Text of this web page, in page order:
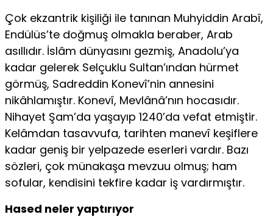
Çok ekzantrik kişiliği ile tanınan Muhyiddin Arabî,
Endülüs’te doğmuş olmakla beraber, Arab
asıllıdır. İslâm dünyasını gezmiş, Anadolu’ya
kadar gelerek Selçuklu Sultan’ından hürmet
görmüş, Sadreddin Konevî’nin annesini
nikâhlamıştır. Konevî, Mevlânâ’nın hocasıdır.
Nihayet Şam’da yaşayıp 1240’da vefat etmiştir.
Kelâmdan tasavvufa, tarihten manevî keşiflere
kadar geniş bir yelpazede eserleri vardır. Bazı
sözleri, çok münakaşa mevzuu olmuş; ham
sofular, kendisini tekfire kadar iş vardırmıştır.
Hased neler yaptırıyor